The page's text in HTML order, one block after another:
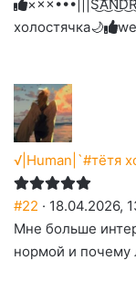
холостячка🌙
√|Human|`#тётя
#22 · 18.04.2026,
Мне больше
нормой и почему